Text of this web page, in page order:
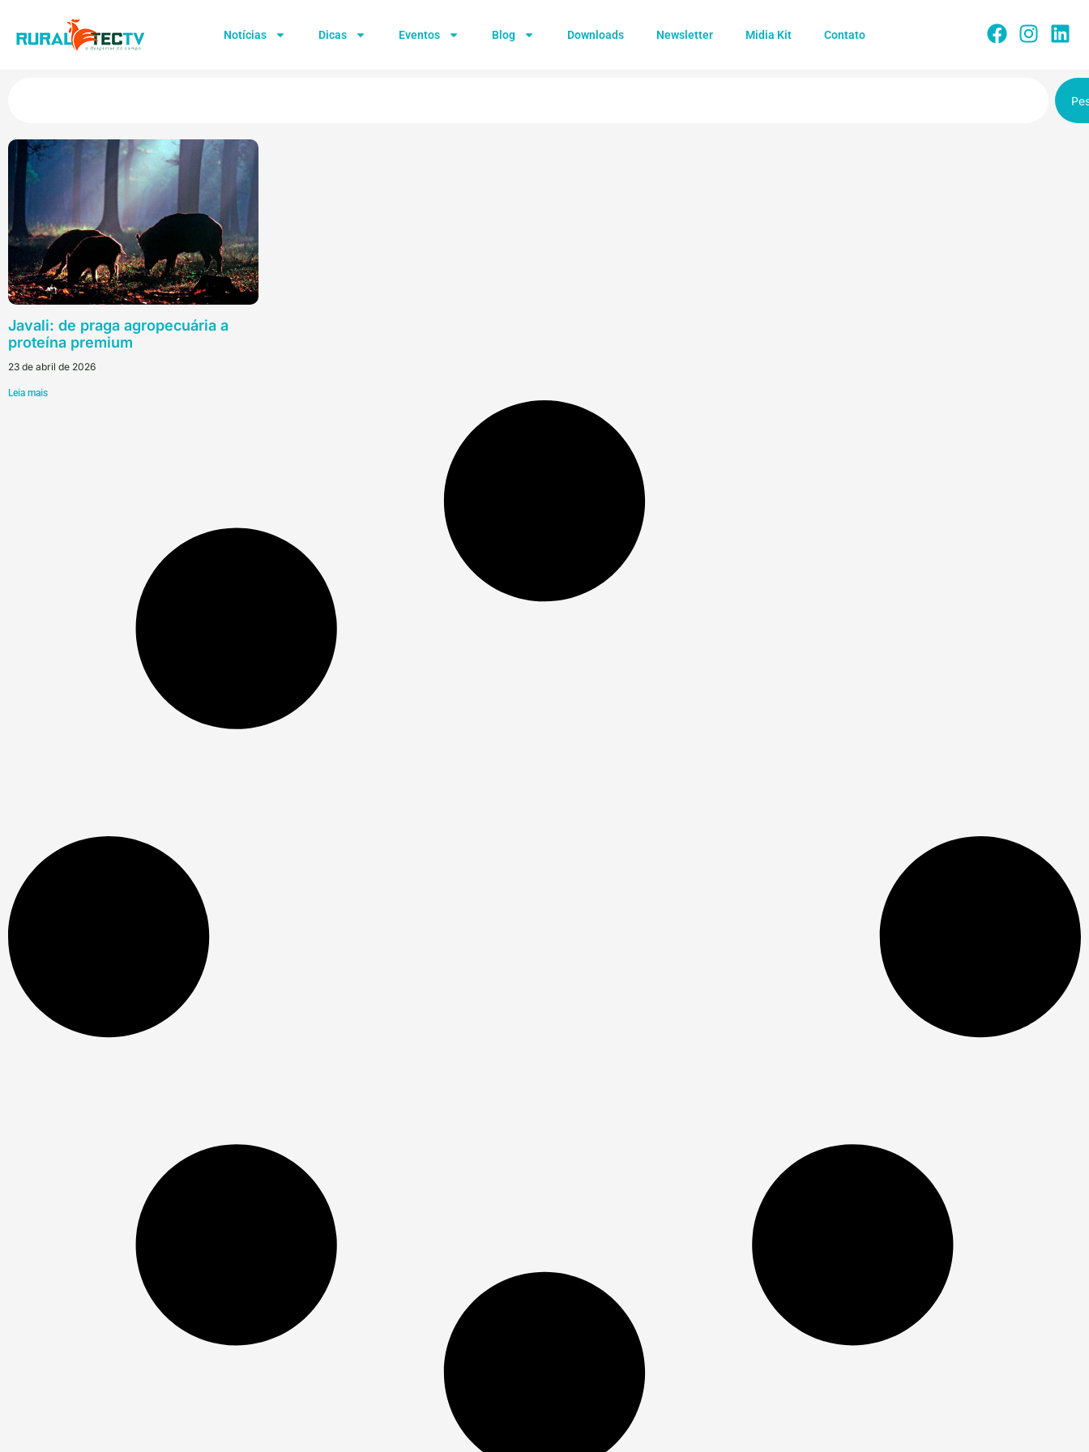
Notícias Dicas Eventos Blog Downloads Newsletter Midia Kit Contato
Javali: de praga agropecuária a
proteína premium
23 de abril de 2026
Leia mais